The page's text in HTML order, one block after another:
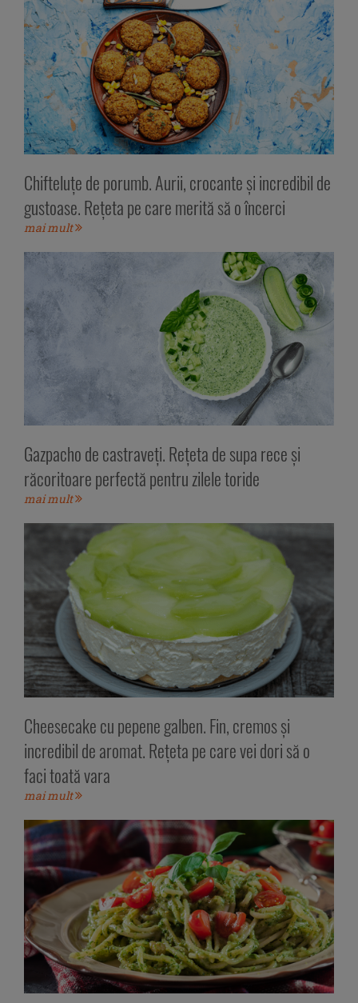
Chifteluțe de porumb. Aurii, crocante și incredibil de
gustoase. Rețeta pe care merită să o încerci
mai mult
Gazpacho de castraveți. Rețeta de supa rece și
răcoritoare perfectă pentru zilele toride
mai mult
Cheesecake cu pepene galben. Fin, cremos și
incredibil de aromat. Rețeta pe care vei dori să o
faci toată vara
mai mult